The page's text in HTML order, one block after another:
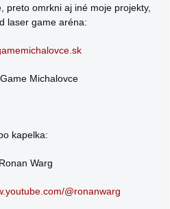
preto omrkni aj iné moje projekty,
laser game aréna:
Michalovce
kapelka:
Warg
@ronanwarg